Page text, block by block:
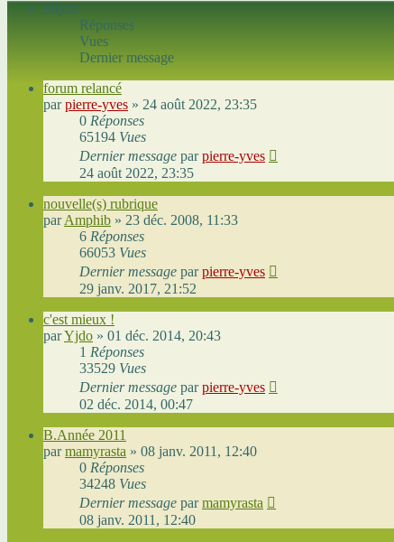
Sujets
Réponses
Vues
Dernier message
forum relancé
parpierre-yves » 24 août 2022, 23:35
0 Réponses
65194 Vues
Dernier message parpierre-yves
24 août 2022, 23:35
nouvelle(s) rubrique
parAmphib » 23 déc. 2008, 11:33
6 Réponses
66053 Vues
Dernier message parpierre-yves
29 janv. 2017, 21:52
c'est mieux !
parYjdo » 01 déc. 2014, 20:43
1 Réponses
33529 Vues
Dernier message parpierre-yves
02 déc. 2014, 00:47
B.Année 2011
parmamyrasta » 08 janv. 2011, 12:40
0 Réponses
34248 Vues
Dernier message parmamyrasta
08 janv. 2011, 12:40